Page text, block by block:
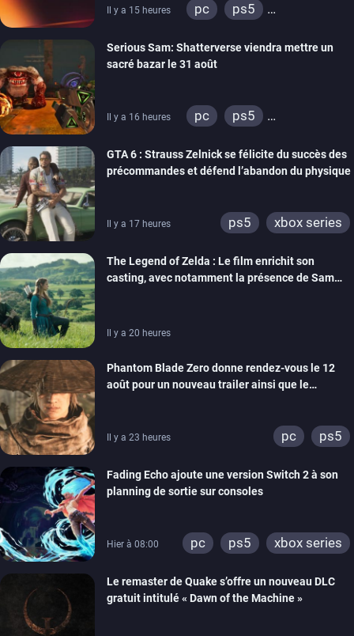
Il y a 15 heures pc
ps5
ps4
xbox one
switch 2
Serious Sam: Shatterverse viendra mettre un
sacré bazar le 31 août
Il y a 16 heures pc
ps5
GTA 6 : Strauss Zelnick se félicite du succès des
précommandes et défend l’abandon du physique
Il y a 17 heures ps5 xbox series
The Legend of Zelda : Le film enrichit son
casting, avec notamment la présence de Sam
Il y a 20 heures
Phantom Blade Zero donne rendez-vous le 12
août pour un nouveau trailer ainsi que le
Il y a 23 heures pc ps5
Fading Echo ajoute une version Switch 2 à son
planning de sortie sur consoles
Hier à 08:00 pc ps5 xbox series
Le remaster de Quake s’offre un nouveau DLC
gratuit intitulé « Dawn of the Machine »